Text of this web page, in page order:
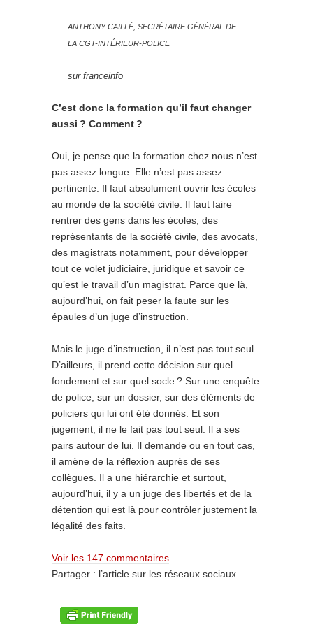
ANTHONY CAILLÉ, SECRÉTAIRE GÉNÉRAL DE
LA CGT-INTÉRIEUR-POLICE
sur franceinfo
C’est donc la formation qu’il faut changer
aussi ? Comment ?
Oui, je pense que la formation chez nous n’est
pas assez longue. Elle n’est pas assez
pertinente. Il faut absolument ouvrir les écoles
au monde de la société civile. Il faut faire
rentrer des gens dans les écoles, des
représentants de la société civile, des avocats,
des magistrats notamment, pour développer
tout ce volet judiciaire, juridique et savoir ce
qu’est le travail d’un magistrat. Parce que là,
aujourd’hui, on fait peser la faute sur les
épaules d’un juge d’instruction.
Mais le juge d’instruction, il n’est pas tout seul.
D’ailleurs, il prend cette décision sur quel
fondement et sur quel socle ? Sur une enquête
de police, sur un dossier, sur des éléments de
policiers qui lui ont été donnés. Et son
jugement, il ne le fait pas tout seul. Il a ses
pairs autour de lui. Il demande ou en tout cas,
il amène de la réflexion auprès de ses
collègues. Il a une hiérarchie et surtout,
aujourd’hui, il y a un juge des libertés et de la
détention qui est là pour contrôler justement la
légalité des faits.
Voir les 147 commentaires
Partager : l’article sur les réseaux sociaux